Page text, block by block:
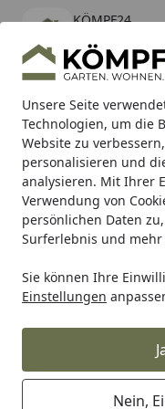
Unsere Seite
Technologien, um die
Website zu
personalisieren und
analysieren. Mit Ihrer
Verwendung von
persönlichen Daten
Surferlebnis und
Sie können Ihre
Einstellungen
Nein,
KÖMPF24
kostenlos - Im App
Alle Produkte
Mein Konto
Suchen
Karibu Pools inkl.
Starterset
Startseite
Grill Weber
Weber
HNDL EPX4/